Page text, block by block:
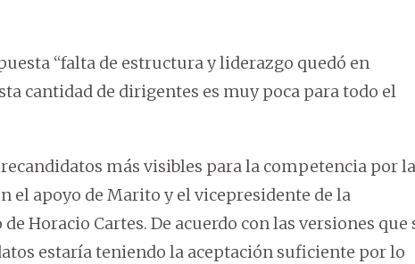
“falta de estructura y liderazgo quedó en
cantidad de dirigentes es muy poca para todo el
más visibles para la competencia por la
el apoyo de Marito y el vicepresidente de la
Horacio Cartes. De acuerdo con las versiones que
estaría teniendo la aceptación suficiente por lo